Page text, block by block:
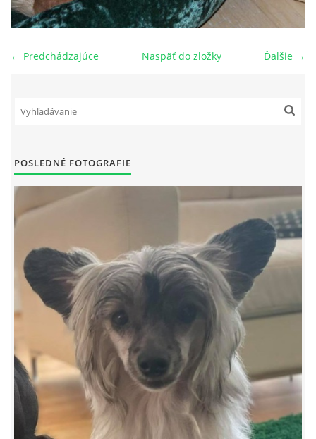
NAŠI PSI
Z TEÓRIE
KONTAKT
← Predchádzajúce Ďalšie →
Naspäť do zložky
POSLEDNÉ FOTOGRAFIE